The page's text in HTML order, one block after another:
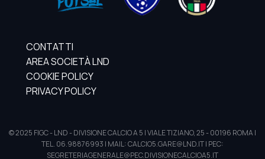
CONTATTI
AREA SOCIETÀ LND
COOKIE POLICY
PRIVACY POLICY
© 2025 FIGC - LND - DIVISIONE CALCIO A 5 | VIALE TIZIANO, 25 - 00196 ROMA |
TEL. 06.98876993 | MAIL: CALCIO5.GARE@LND.IT | PEC:
SEGRETERIAGENERALE@PEC.DIVISIONECALCIOA5.IT